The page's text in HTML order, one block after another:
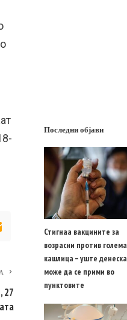
27
Последни објави
Стигнаа вакцините за
возрасни против голема
кашлица – уште денеска
може да се прими во
пунктовите